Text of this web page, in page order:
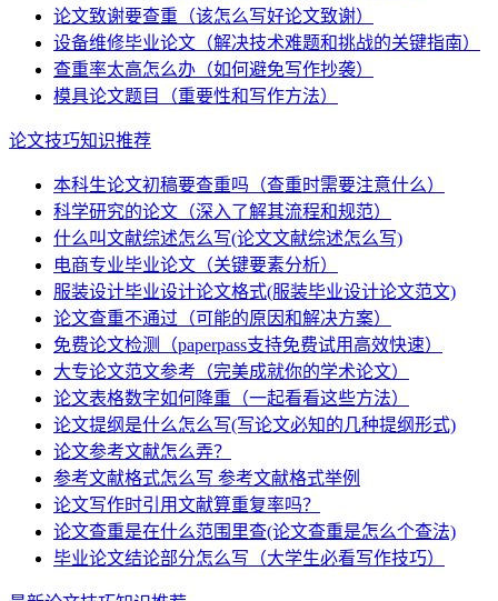
论文致谢要查重（该怎么写好论文致谢）
设备维修毕业论文（解决技术难题和挑战的关键指南）
查重率太高怎么办（如何避免写作抄袭）
模具论文题目（重要性和写作方法）
论文技巧知识推荐
本科生论文初稿要查重吗（查重时需要注意什么）
科学研究的论文（深入了解其流程和规范）
什么叫文献综述怎么写(论文文献综述怎么写)
电商专业毕业论文（关键要素分析）
服装设计毕业设计论文格式(服装毕业设计论文范文)
论文查重不通过（可能的原因和解决方案）
免费论文检测（paperpass支持免费试用高效快速）
大专论文范文参考（完美成就你的学术论文）
论文表格数字如何降重（一起看看这些方法）
论文提纲是什么怎么写(写论文必知的几种提纲形式)
论文参考文献怎么弄？
参考文献格式怎么写 参考文献格式举例
论文写作时引用文献算重复率吗？
论文查重是在什么范围里查(论文查重是怎么个查法)
毕业论文结论部分怎么写（大学生必看写作技巧）